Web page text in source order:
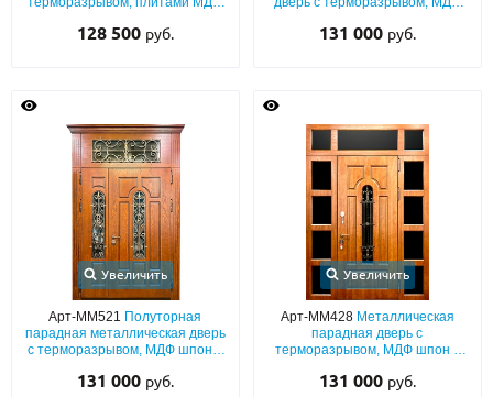
остекленной фрамугой и
128 500 руб.
боковыми вставками,
131 000 руб.
Увеличить
Арт-ММ521 Полуторная
парадная металлическая дверь
с терморазрывом, МДФ шпон с
и фрамугой
131 000 руб.
Увеличить
Арт-ММ428 Металлическая
парадная дверь с
терморазрывом, МДФ шпон с
ковкой
131 000 руб.